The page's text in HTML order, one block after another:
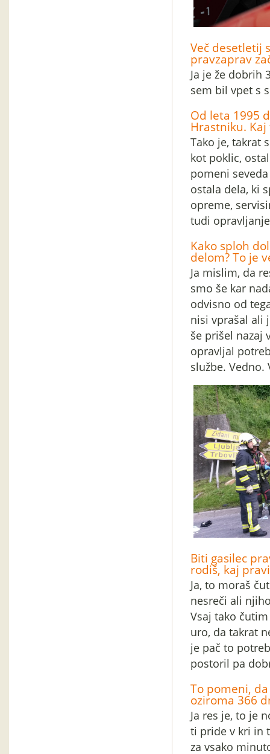
Več desetletij
pravzaprav
Ja je že dobrih
sem bil vpet s
Od leta 1995
Hrastniku.
Tako je, takrat
kot poklic,
pomeni
ostala dela, ki
opreme,
tudi
Kako sploh
delom? To je
Ja mislim, da
smo še kar
odvisno od
nisi vprašal ali
še prišel nazaj
opravljal
službe.
Biti gasilec
rodiš, kaj
Ja, to moraš
nesreči ali
Vsaj tako
uro, da takrat
je pač to
postoril pa
To pomeni,
oziroma 366
Ja res je, to je
ti pride v kri in
za vsako